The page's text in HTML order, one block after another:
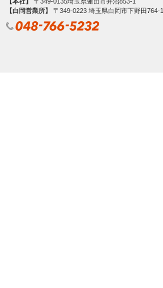
【白岡営業所】
〒349‐0223 埼玉県白岡市下野田764-1